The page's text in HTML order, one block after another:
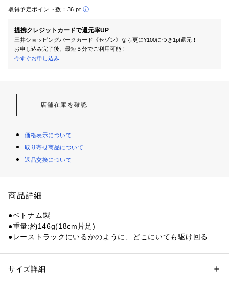
取得予定ポイント数： 36 pt
提携クレジットカードで還元率UP
三井ショッピングパークカード《セゾン》なら更に¥100につき1pt還元！
お申し込み完了後、最短５分でご利用可能！
今すぐお申し込み
店舗在庫を確認
価格表示について
取り寄せ商品について
返品交換について
商品詳細
●ベトナム製
●重量:約146g(18cm片足)
●レーストラックにいるかのように、どこにいても駆け回るキ
の走りをサポートします。伸縮性のあるシューレースと面ファ
性別：キッズ・ベビー
ニング ＞ ランニングシューズ
サイズ詳細